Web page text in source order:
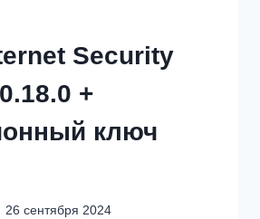
Security
+
ключ
26 сентября 2024